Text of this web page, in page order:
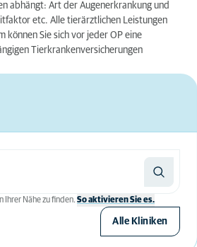
abhängt: Art der Augenerkrankung und
etc. Alle tierärztlichen Leistungen
können Sie sich vor jeder OP eine
Tierkrankenversicherungen
Ihrer Nähe zu finden. So aktivieren Sie es.
Alle Kliniken